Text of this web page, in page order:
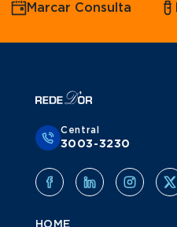
Marcar Consulta
Central
3003-3230
HOME